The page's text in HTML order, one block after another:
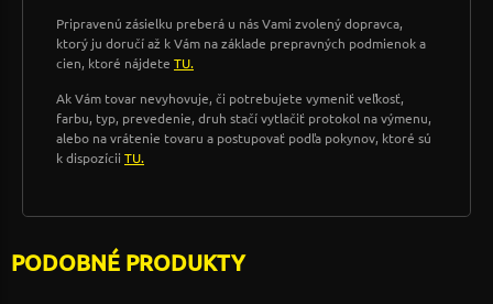
Pripravenú zásielku preberá u nás Vami zvolený dopravca,
ktorý ju doručí až k Vám na základe prepravných podmienok a
cien, ktoré nájdete TU.
Ak Vám tovar nevyhovuje, či potrebujete vymeniť veľkosť,
farbu, typ, prevedenie, druh stačí vytlačiť protokol na výmenu,
alebo na vrátenie tovaru a postupovať podľa pokynov, ktoré sú
k dispozícii TU.
PODOBNÉ PRODUKTY